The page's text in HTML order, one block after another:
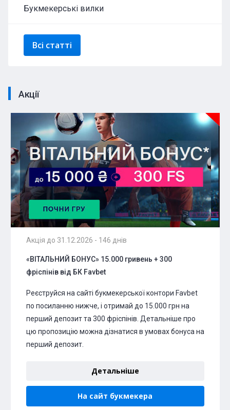
Букмекерські вилки
Всі статті
Акції
Акція до 31.12.2026 - 146 днів
«ВІТАЛЬНИЙ БОНУС» 15.000 гривень + 300
фріспінів від БК Favbet
Реєструйся на сайті букмекерської контори Favbet
по посиланню нижче, і отримай до 15.000 грн на
перший депозит та 300 фріспінів. Детальніше про
цю пропозицію можна дізнатися в умовах бонуса на
перший депозит.
Детальніше
На сайт букмекера